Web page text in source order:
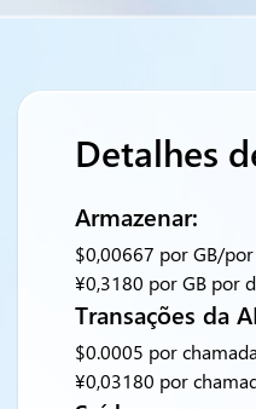
Detalhes
Armazenar:
$0,00667 por GB/
¥0,3180 por GB por
Transações da
$0.0005 por
¥0,03180 por